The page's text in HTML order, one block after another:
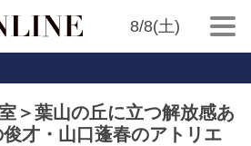
8/8(土)
＞葉山の丘に立つ解放感あ
才・山口蓬春のアトリエ